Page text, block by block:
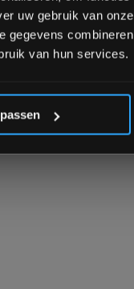
uw gebruik van
van hun services.